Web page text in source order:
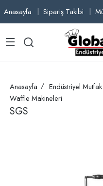
Anasayfa Sipariş Takibi
Anasayfa Endüstriyel Mutfak
Waffle Makineleri
SGS